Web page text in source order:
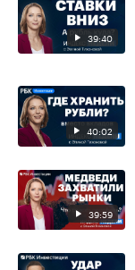
39:40
40:02
39:59